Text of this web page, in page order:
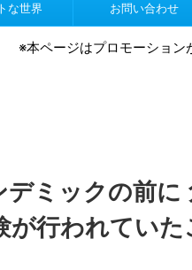
な世界 お問い合わせ
※本ページはプロモーション
デミックの前に
行われていた